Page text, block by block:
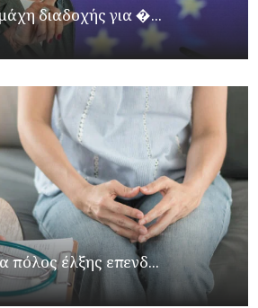
διαδοχής για �...
πόλος έλξης επενδ...